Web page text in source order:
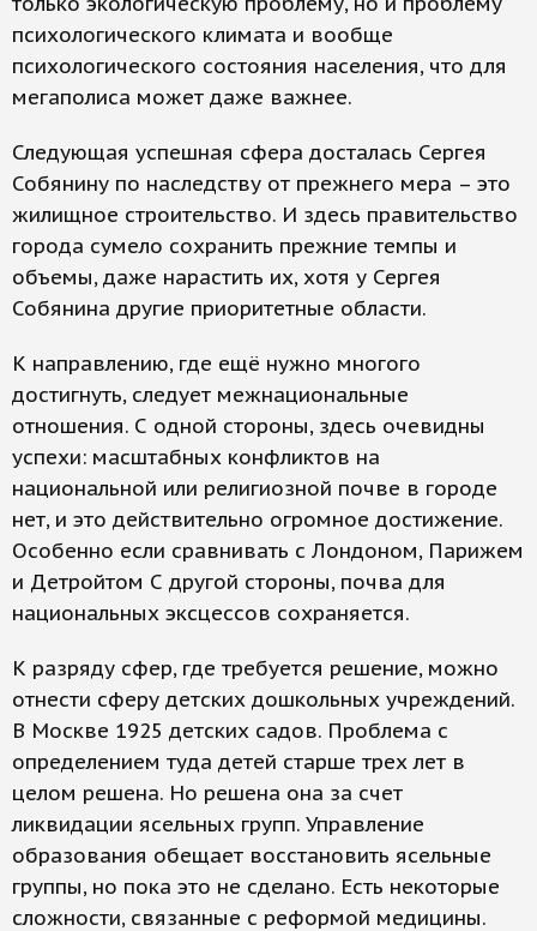
психологического климата и вообще
психологического состояния населения, что для
мегаполиса может даже важнее.
Следующая успешная сфера досталась Сергея
Собянину по наследству от прежнего мера – это
жилищное строительство. И здесь правительство
города сумело сохранить прежние темпы и
объемы, даже нарастить их, хотя у Сергея
Собянина другие приоритетные области.
К направлению, где ещё нужно многого
достигнуть, следует межнациональные
отношения. С одной стороны, здесь очевидны
успехи: масштабных конфликтов на
национальной или религиозной почве в городе
нет, и это действительно огромное достижение.
Особенно если сравнивать с Лондоном, Парижем
и Детройтом С другой стороны, почва для
национальных эксцессов сохраняется.
К разряду сфер, где требуется решение, можно
отнести сферу детских дошкольных учреждений.
В Москве 1925 детских садов. Проблема с
определением туда детей старше трех лет в
целом решена. Но решена она за счет
ликвидации ясельных групп. Управление
образования обещает восстановить ясельные
группы, но пока это не сделано. Есть некоторые
сложности, связанные с реформой медицины.